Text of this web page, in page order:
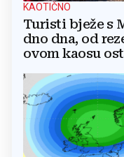
KAOTIČNO
Turisti bježe s
dno dna, od
ovom kaosu